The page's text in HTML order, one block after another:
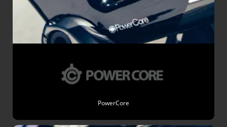
PowerCore